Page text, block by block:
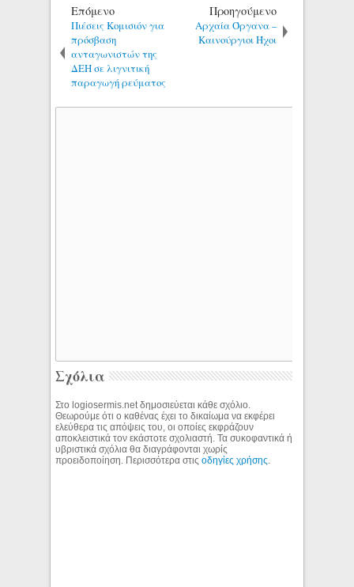
Επόμενο
Πιέσεις Κομισιόν για
πρόσβαση
ανταγωνιστών της
ΔΕΗ σε λιγνιτική
παραγωγή ρεύματος
Προηγούμενο
Αρχαία Όργανα –
Καινούργιοι Ήχοι
Σχόλια
Στο logiosermis.net δημοσιεύεται κάθε σχόλιο.
Θεωρούμε ότι ο καθένας έχει το δικαίωμα να εκφέρει
ελεύθερα τις απόψεις του, οι οποίες εκφράζουν
αποκλειστικά τον εκάστοτε σχολιαστή. Τα συκοφαντικά ή
υβριστικά σχόλια θα διαγράφονται χωρίς
προειδοποίηση. Περισσότερα στιςοδηγίες χρήσης.